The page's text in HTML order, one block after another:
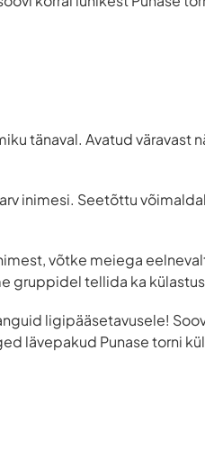
tänaval. Avatud väravast
inimesi. Seetõttu
võtke meiega
gruppidel tellida ka
ligipääsetavusele!
lävepakud Punase torni